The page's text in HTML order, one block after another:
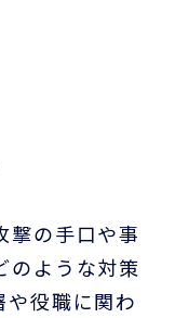
撃の手口や事
のような対策
や役職に関わ